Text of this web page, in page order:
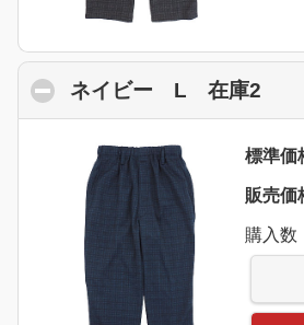
ネイビー L 在庫2
標準価
販売価
購入数